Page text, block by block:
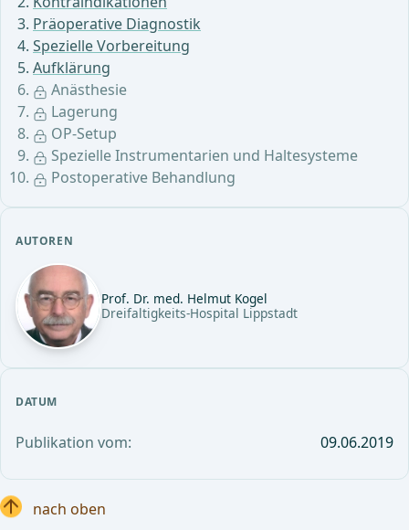
Präoperative Diagnostik
Spezielle Vorbereitung
Aufklärung
Anästhesie
Lagerung
OP-Setup
Spezielle Instrumentarien und Haltesysteme
Postoperative Behandlung
AUTOREN
Prof. Dr. med. Helmut Kogel
Dreifaltigkeits-Hospital Lippstadt
DATUM
Publikation vom: 09.06.2019
nach oben